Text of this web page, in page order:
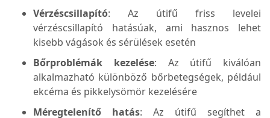
Vérzéscsillapító: Az útifű friss levelei
vérzéscsillapító hatásúak, ami hasznos lehet
kisebb vágások és sérülések esetén​
Bőrproblémák kezelése: Az útifű kiválóan
alkalmazható különböző bőrbetegségek, például
ekcéma és pikkelysömör kezelésére
Méregtelenítő hatás: Az útifű segíthet a